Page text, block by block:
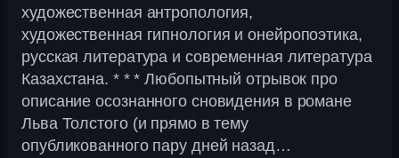
художественная антропология,
художественная гипнология и онейропоэтика,
русская литература и современная литература
Казахстана. * * * Любопытный отрывок про
описание осознанного сновидения в романе
Льва Толстого (и прямо в тему
опубликованного пару дней назад…